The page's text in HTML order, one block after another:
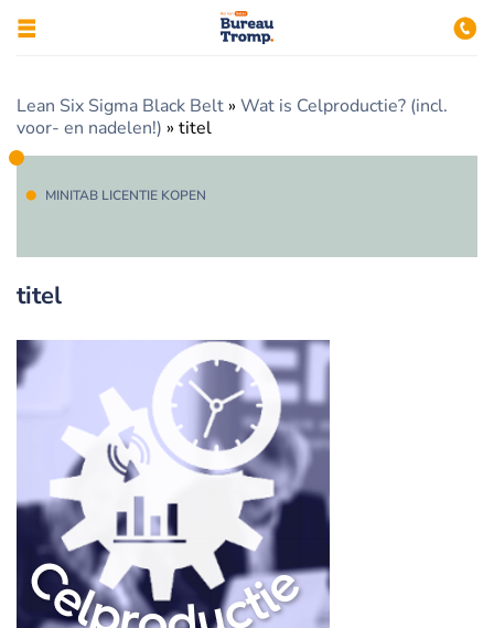
Lean Six Sigma Black Belt » Wat is Celproductie? (incl.
voor- en nadelen!) » titel
MINITAB LICENTIE KOPEN
titel